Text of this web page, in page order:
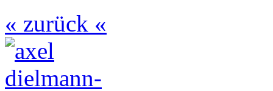
« zurück «